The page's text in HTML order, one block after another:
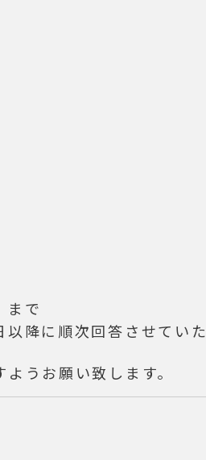
まで
降に順次回答させていた
うお願い致します。